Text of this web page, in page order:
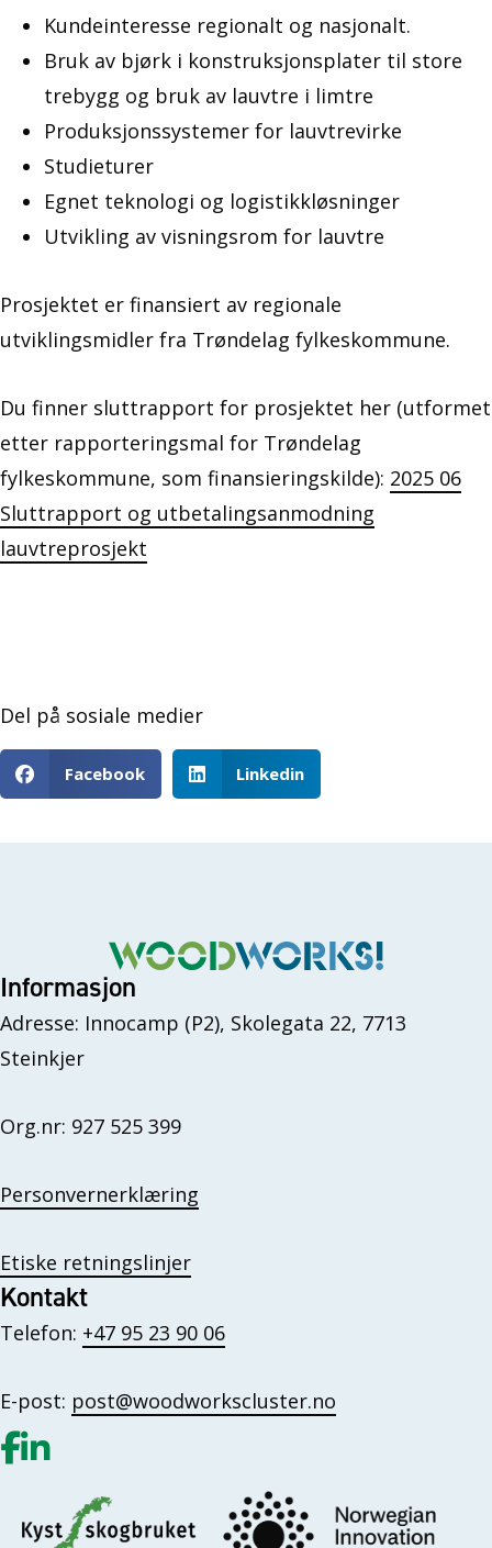
Kundeinteresse regionalt og nasjonalt.
Bruk av bjørk i konstruksjonsplater til store
trebygg og bruk av lauvtre i limtre
Produksjonssystemer for lauvtrevirke
Studieturer
Egnet teknologi og logistikkløsninger
Utvikling av visningsrom for lauvtre
Prosjektet er finansiert av regionale
utviklingsmidler fra Trøndelag fylkeskommune.
Du finner sluttrapport for prosjektet her (utformet
etter rapporteringsmal for Trøndelag
fylkeskommune, som finansieringskilde): 2025 06
Sluttrapport og utbetalingsanmodning
lauvtreprosjekt
Del på sosiale medier
Facebook Linkedin
Informasjon
Adresse: Innocamp (P2), Skolegata 22, 7713
Steinkjer
Org.nr: 927 525 399
Personvernerklæring
Etiske retningslinjer
Kontakt
Telefon: +47 95 23 90 06
E-post: post@woodworkscluster.no
Gå til vår Facebook
Gå til vår LinkedIn